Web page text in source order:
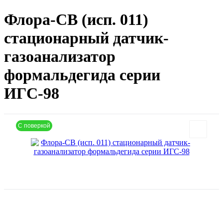
Флора-СВ (исп. 011)
стационарный датчик-
газоанализатор
формальдегида серии
ИГС-98
С поверкой